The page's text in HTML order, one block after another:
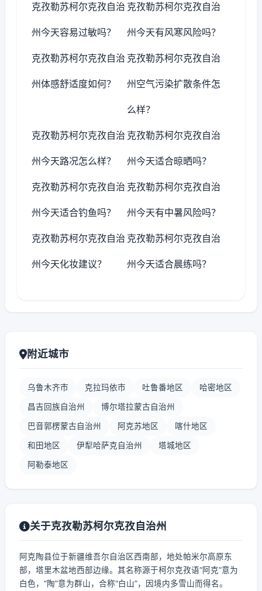
克孜勒苏柯尔克孜自治
州今天容易过敏吗？
克孜勒苏柯尔克孜自治
州今天有风寒风险吗？
克孜勒苏柯尔克孜自治
州体感舒适度如何？
克孜勒苏柯尔克孜自治
州空气污染扩散条件怎
么样？
克孜勒苏柯尔克孜自治
州今天路况怎么样？
克孜勒苏柯尔克孜自治
州今天适合晾晒吗？
克孜勒苏柯尔克孜自治
州今天适合钓鱼吗？
克孜勒苏柯尔克孜自治
州今天有中暑风险吗？
克孜勒苏柯尔克孜自治
州今天化妆建议？
克孜勒苏柯尔克孜自治
州今天适合晨练吗？
附近城市
乌鲁木齐市 克拉玛依市 吐鲁番地区 哈密地区
昌吉回族自治州 博尔塔拉蒙古自治州
巴音郭楞蒙古自治州 阿克苏地区 喀什地区
和田地区 伊犁哈萨克自治州 塔城地区
阿勒泰地区
关于克孜勒苏柯尔克孜自治州
阿克陶县位于新疆维吾尔自治区西南部，地处帕米尔高原东
部，塔里木盆地西部边缘。其名称源于柯尔克孜语“阿克”意为
白色，“陶”意为群山，合称“白山”，因境内多雪山而得名。